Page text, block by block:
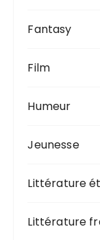
Fantasy
Film
Humeur
Jeunesse
Littérature
Littérature